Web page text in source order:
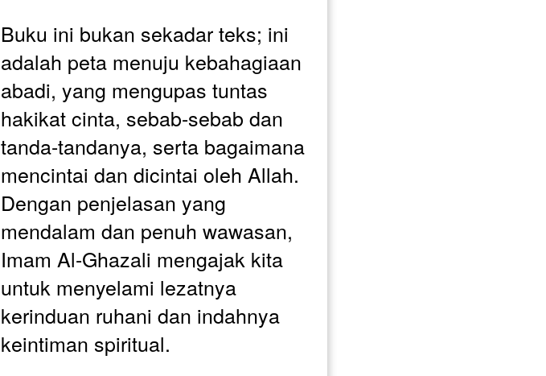
Buku ini bukan sekadar teks; ini
adalah peta menuju kebahagiaan
abadi, yang mengupas tuntas
hakikat cinta, sebab-sebab dan
tanda-tandanya, serta bagaimana
mencintai dan dicintai oleh Allah.
Dengan penjelasan yang
mendalam dan penuh wawasan,
Imam Al-Ghazali mengajak kita
untuk menyelami lezatnya
kerinduan ruhani dan indahnya
keintiman spiritual.